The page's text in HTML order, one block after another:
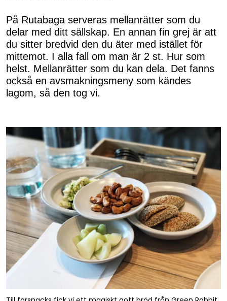
På Rutabaga serveras mellanrätter som du
delar med ditt sällskap. En annan fin grej är att
du sitter bredvid den du äter med istället för
mittemot. I alla fall om man är 2 st. Hur som
helst. Mellanrätter som du kan dela. Det fanns
också en avsmakningsmeny som kändes
lagom, så den tog vi.